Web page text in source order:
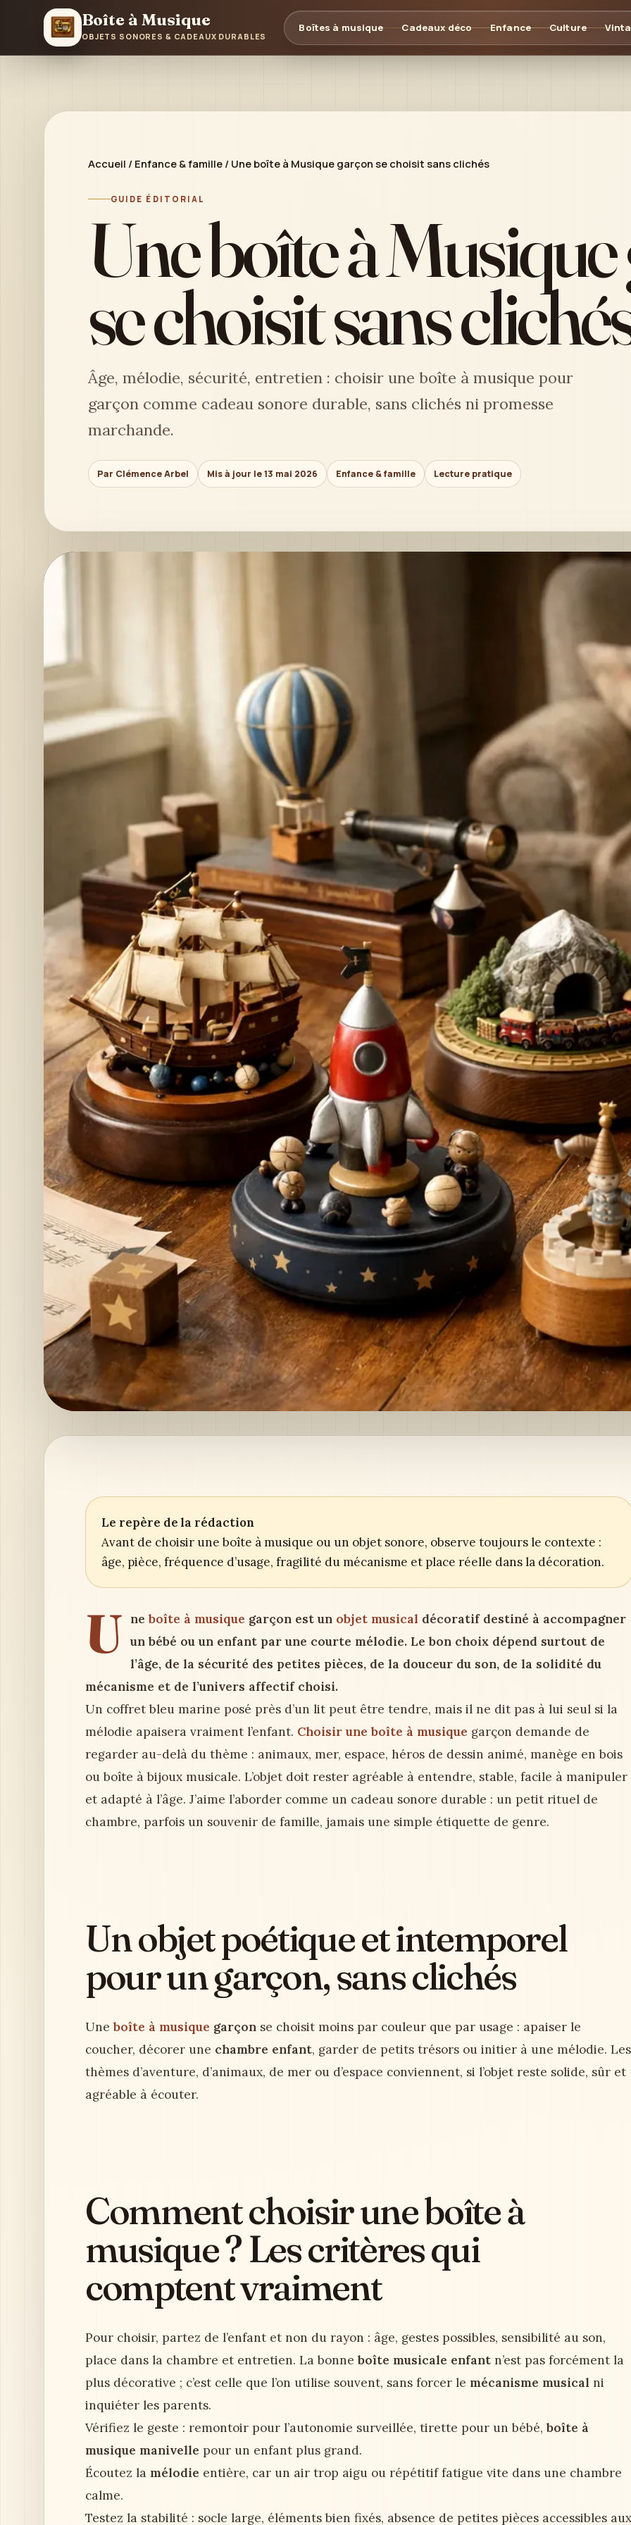
Boîte à Musique
OBJETS SONORES & CADEAUX DURABLES
Boîtes à musique Cadeaux déco Enfance Culture
Accueil / Enfance & famille / Une boîte à Musique garçon se choisit sans clichés
GUIDE ÉDITORIAL
Une boîte à
se choisit sans
Âge, mélodie, sécurité, entretien : choisir une boîte à musique pour
garçon comme cadeau sonore durable, sans clichés ni promesse
marchande.
Par Clémence Arbel Mis à jour le 13 mai 2026 Enfance & famille Lecture pratique
Le repère de la rédaction
Avant de choisir une boîte à musique ou un objet sonore, observe toujours le contexte :
âge, pièce, fréquence d’usage, fragilité du mécanisme et place réelle dans la décoration.
U neboîte à musique garçon est un objet musical décoratif destiné à accompagner
un bébé ou un enfant par une courte mélodie. Le bon choix dépend surtout de
l’âge, de la sécurité des petites pièces, de la douceur du son, de la solidité du
mécanisme et de l’univers affectif choisi.
Un coffret bleu marine posé près d’un lit peut être tendre, mais il ne dit pas à lui seul si la
mélodie apaisera vraiment l’enfant. Choisir une boîte à musique garçon demande de
regarder au-delà du thème : animaux, mer, espace, héros de dessin animé, manège en bois
ou boîte à bijoux musicale. L’objet doit rester agréable à entendre, stable, facile à manipuler
et adapté à l’âge. J’aime l’aborder comme un cadeau sonore durable : un petit rituel de
chambre, parfois un souvenir de famille, jamais une simple étiquette de genre.
Un objet poétique et intemporel
pour un garçon, sans clichés
Uneboîte à musique garçon se choisit moins par couleur que par usage : apaiser le
coucher, décorer une chambre enfant, garder de petits trésors ou initier à une mélodie. Les
thèmes d’aventure, d’animaux, de mer ou d’espace conviennent, si l’objet reste solide, sûr et
agréable à écouter.
Comment choisir une boîte à
musique ? Les critères qui
comptent vraiment
Pour choisir, partez de l’enfant et non du rayon : âge, gestes possibles, sensibilité au son,
place dans la chambre et entretien. La bonneboîte musicale enfant n’est pas forcément la
plus décorative ; c’est celle que l’on utilise souvent, sans forcer le mécanisme musical ni
inquiéter les parents.
Vérifiez le geste : remontoir pour l’autonomie surveillée, tirette pour un bébé,boîte à
musique manivelle pour un enfant plus grand.
Écoutez la mélodie entière, car un air trop aigu ou répétitif fatigue vite dans une chambre
calme.
Testez la stabilité : socle large, éléments bien fixés, absence de petites pièces accessibles aux